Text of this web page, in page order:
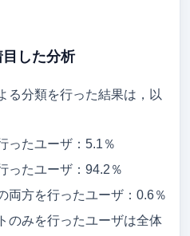
した分析
る分類を行った結果は，以
ったユーザ：5.1％
ったユーザ：94.2％
両方を行ったユーザ：0.6％
のみを行ったユーザは全体